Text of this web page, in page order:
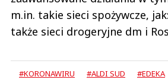
m.in. takie sieci spożywcze,
także sieci drogeryjne dm i
#KORONAWIRU #ALDI SUD #EDEKA